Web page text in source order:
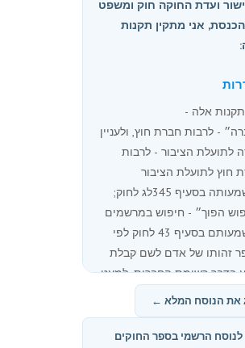
ועדת החוקה חוק ומשפט
אני מתקין תקנות
אלה -
- לרבות חברת חוץ, ולעניין
לתועלת הציבור - לרבות
חוץ לתועלת הציבור
בסעיף 345לג לחוק;
הפוך״ - חיפוש במרשמים
כמשמעותם בסעיף 43 לחוק לפי
זהותו של אדם לשם קבלת
בדבר רשימת החברות, למעט
לתועלת הציבור, שלגביהן
במרשמים כאמור שהוא בעל
או נושא משרה בהן, או שהיה
את הנוסח המלא ←
לנוסח הרשמי בספר החוקים